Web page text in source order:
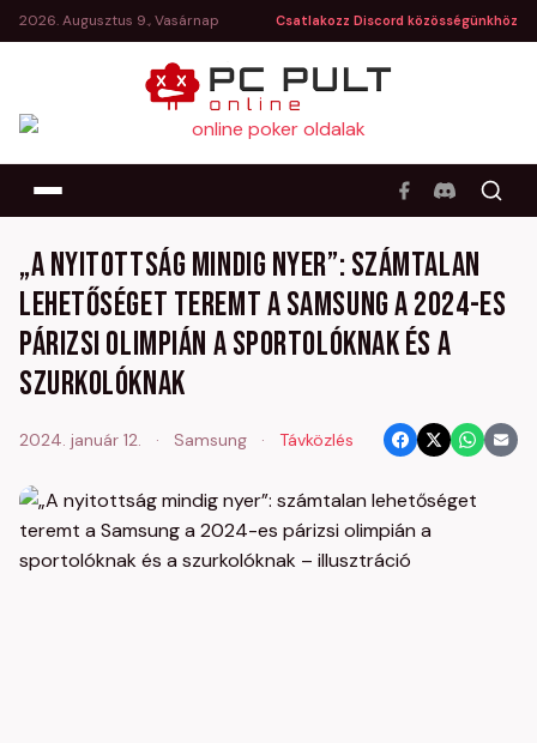
2026. Augusztus 9., Vasárnap Csatlakozz Discord közösségünkhöz
„A nyitottság mindig nyer”: számtalan
lehetőséget teremt a Samsung a 2024-es
párizsi olimpián a sportolóknak és a
szurkolóknak
2024. január 12. · Samsung · Távközlés